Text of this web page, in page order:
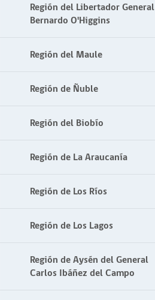
Región del Libertador General
Bernardo O'Higgins
Región del Maule
Región de Ñuble
Región del Biobío
Región de La Araucanía
Región de Los Ríos
Región de Los Lagos
Región de Aysén del General
Carlos Ibáñez del Campo